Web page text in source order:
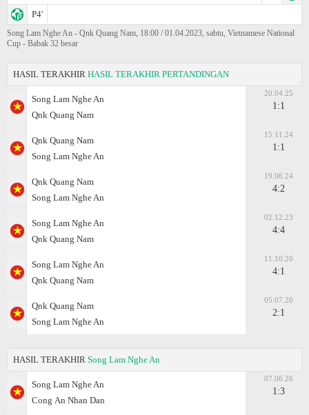
P4'
Song Lam Nghe An - Qnk Quang Nam, 18:00 / 01.04.2023, sabtu, Vietnamese National
Cup - Babak 32 besar
HASIL TERAKHIR HASIL TERAKHIR PERTANDINGAN
Song Lam Nghe An
Qnk Quang Nam
20.04.25
1:1
Qnk Quang Nam
Song Lam Nghe An
15.11.24
1:1
Qnk Quang Nam
Song Lam Nghe An
19.06.24
4:2
Song Lam Nghe An
Qnk Quang Nam
02.12.23
4:4
Song Lam Nghe An
Qnk Quang Nam
11.10.20
4:1
Qnk Quang Nam
Song Lam Nghe An
05.07.20
2:1
HASIL TERAKHIR Song Lam Nghe An
Song Lam Nghe An
Cong Аn Nhan Dan
07.06.26
1:3